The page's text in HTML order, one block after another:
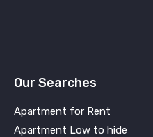
Our Searches
Apartment for Rent
Apartment Low to hide